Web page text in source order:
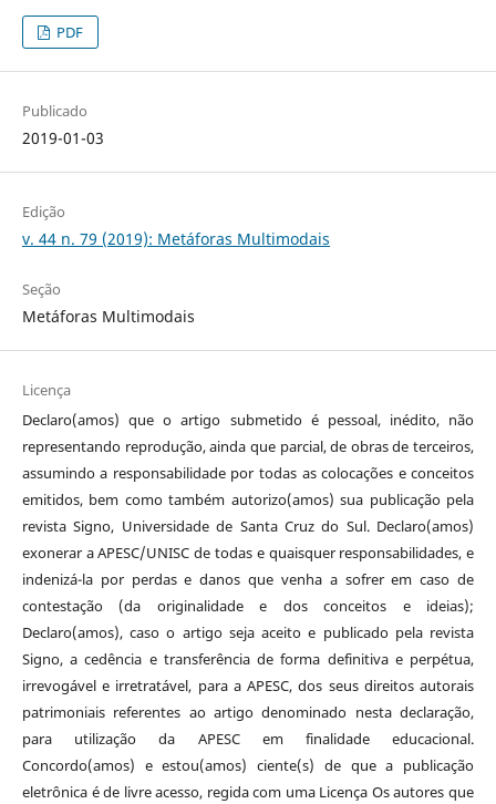
PDF
Publicado
2019-01-03
Edição
v. 44 n. 79 (2019): Metáforas Multimodais
Seção
Metáforas Multimodais
Licença
Declaro(amos) que o artigo submetido é pessoal, inédito, não
representando reprodução, ainda que parcial, de obras de terceiros,
assumindo a responsabilidade por todas as colocações e conceitos
emitidos, bem como também autorizo(amos) sua publicação pela
revista Signo, Universidade de Santa Cruz do Sul. Declaro(amos)
exonerar a APESC/UNISC de todas e quaisquer responsabilidades, e
indenizá-la por perdas e danos que venha a sofrer em caso de
contestação (da originalidade e dos conceitos e ideias);
Declaro(amos), caso o artigo seja aceito e publicado pela revista
Signo, a cedência e transferência de forma definitiva e perpétua,
irrevogável e irretratável, para a APESC, dos seus direitos autorais
patrimoniais referentes ao artigo denominado nesta declaração,
para utilização da APESC em finalidade educacional.
Concordo(amos) e estou(amos) ciente(s) de que a publicação
eletrônica é de livre acesso, regida com uma Licença Os autores que